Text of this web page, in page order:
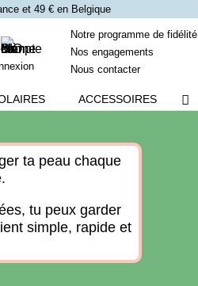
et 49 € en Belgique
Notre programme de fidélité
Nos engagements
Nous contacter
ACCESSOIRES
ta peau chaque
tu peux garder
simple, rapide et